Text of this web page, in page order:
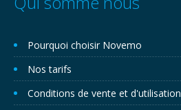
Pourquoi choisir Novemo
Nos tarifs
Conditions de vente et d'utilisation